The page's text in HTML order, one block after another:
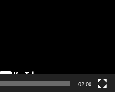
02:00